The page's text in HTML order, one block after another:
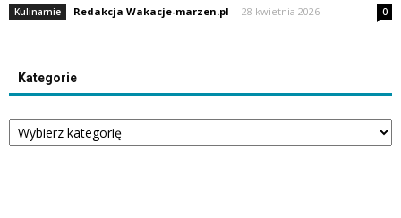
Kulinarnie Redakcja Wakacje-marzen.pl - 28 kwietnia 2026 0
Kategorie
Kategorie